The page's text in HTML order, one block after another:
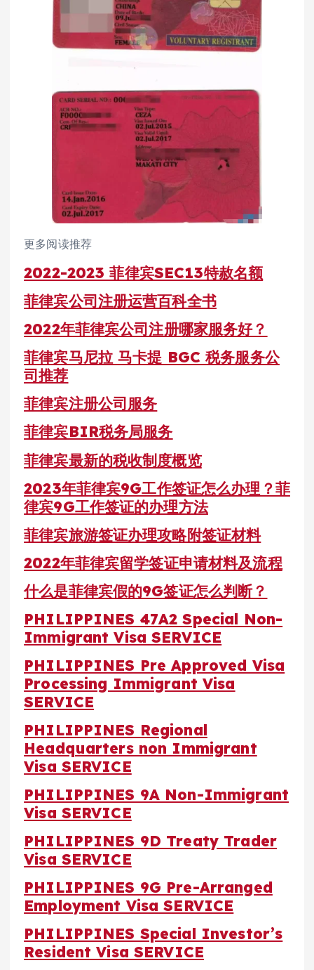
更多阅读推荐
2022-2023 菲律宾SEC13特赦名额
菲律宾公司注册运营百科全书
2022年菲律宾公司注册哪家服务好？
菲律宾马尼拉 马卡提 BGC 税务服务公
司推荐
菲律宾注册公司服务
菲律宾BIR税务局服务
菲律宾最新的税收制度概览
2023年菲律宾9G工作签证怎么办理？菲
律宾9G工作签证的办理方法
菲律宾旅游签证办理攻略附签证材料
2022年菲律宾留学签证申请材料及流程
什么是菲律宾假的9G签证怎么判断？
PHILIPPINES 47A2 Special Non-
Immigrant Visa SERVICE
PHILIPPINES Pre Approved Visa
Processing Immigrant Visa
SERVICE
PHILIPPINES Regional
Headquarters non Immigrant
Visa SERVICE
PHILIPPINES 9A Non-Immigrant
Visa SERVICE
PHILIPPINES 9D Treaty Trader
Visa SERVICE
PHILIPPINES 9G Pre-Arranged
Employment Visa SERVICE
PHILIPPINES Special Investor’s
Resident Visa SERVICE